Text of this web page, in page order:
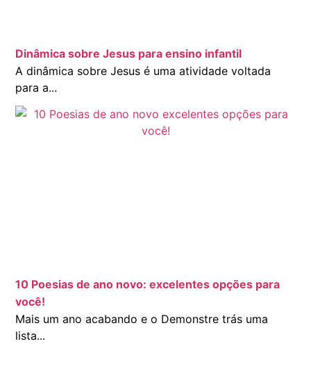
Dinâmica sobre Jesus para ensino infantil
A dinâmica sobre Jesus é uma atividade voltada
para a...
10 Poesias de ano novo: excelentes opções para
você!
Mais um ano acabando e o Demonstre trás uma
lista...